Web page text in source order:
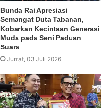
Bunda Rai Apresiasi
Semangat Duta Tabanan,
Kobarkan Kecintaan Generasi
Muda pada Seni Paduan
Suara
Jumat, 03 Juli 2026